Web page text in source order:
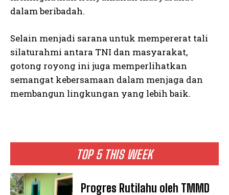
TOP 5 THIS WEEK
Progres Rutilahu oleh TMMD
dalam beribadah.
Selain menjadi sarana untuk mempererat tali
silaturahmi antara TNI dan masyarakat,
gotong royong ini juga memperlihatkan
semangat kebersamaan dalam menjaga dan
membangun lingkungan yang lebih baik.